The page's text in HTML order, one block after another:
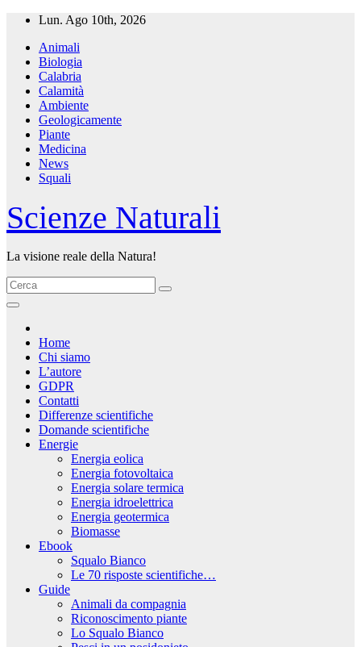
Salta
contenuto
Lun. Ago 10th, 2026
Animali
Biologia
Calabria
Calamità
Ambiente
Geologicamente
Piante
Medicina
News
Squali
Scienze Naturali
La visione reale della Natura!
Home
Chi siamo
L’autore
GDPR
Contatti
Differenze scientifiche
Domande scientifiche
Energie
Energia eolica
Energia fotovoltaica
Energia solare termica
Energia idroelettrica
Energia geotermica
Biomasse
Ebook
Squalo Bianco
Le 70 risposte scientifiche…
Guide
Animali da compagnia
Riconoscimento piante
Lo Squalo Bianco